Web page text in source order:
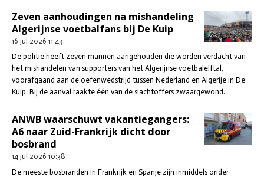
Zeven aanhoudingen na mishandeling
Algerijnse voetbalfans bij De Kuip
16 jul 2026 11:43
De politie heeft zeven mannen aangehouden die worden verdacht van
het mishandelen van supporters van het Algerijnse voetbalelftal,
voorafgaand aan de oefenwedstrijd tussen Nederland en Algerije in De
Kuip. Bij de aanval raakte één van de slachtoffers zwaargewond.
ANWB waarschuwt vakantiegangers:
A6 naar Zuid-Frankrijk dicht door
bosbrand
14 jul 2026 10:38
De meeste bosbranden in Frankrijk en Spanje zijn inmiddels onder